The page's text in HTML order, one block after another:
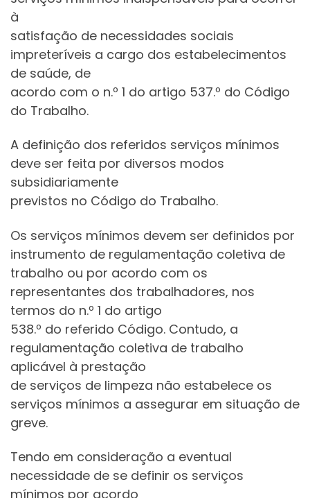
à
satisfação de necessidades sociais
impreteríveis a cargo dos estabelecimentos
de saúde, de
acordo com o n.º 1 do artigo 537.º do Código
do Trabalho.
A definição dos referidos serviços mínimos
deve ser feita por diversos modos
subsidiariamente
previstos no Código do Trabalho.
Os serviços mínimos devem ser definidos por
instrumento de regulamentação coletiva de
trabalho ou por acordo com os
representantes dos trabalhadores, nos
termos do n.º 1 do artigo
538.º do referido Código. Contudo, a
regulamentação coletiva de trabalho
aplicável à prestação
de serviços de limpeza não estabelece os
serviços mínimos a assegurar em situação de
greve.
Tendo em consideração a eventual
necessidade de se definir os serviços
mínimos por acordo